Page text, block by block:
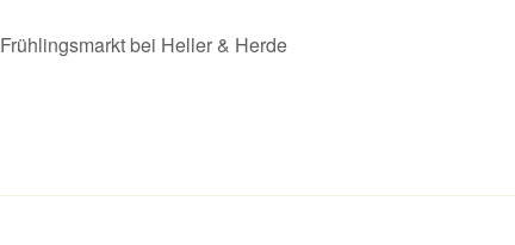
Frühlingsmarkt bei Heller & Herde